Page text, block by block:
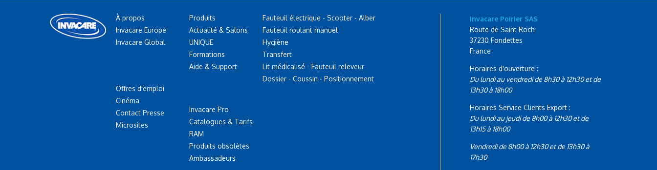
À propos
Invacare Europe
Invacare Global
Offres d'emploi
Cinéma
Contact Presse
Microsites
Produits
Actualité & Salons
UNIQUE
Formations
Aide & Support
Invacare Pro
Catalogues & Tarifs
RAM
Produits obsolètes
Ambassadeurs
Fauteuil électrique - Scooter - Alber
Fauteuil roulant manuel
Hygiène
Transfert
Lit médicalisé - Fauteuil releveur
Dossier - Coussin - Positionnement
Invacare Poirier SAS
Route de Saint Roch
37230 Fondettes
France
Horaires d'ouverture :
Du lundi au vendredi de 8h30 à 12h30 et de
13h30 à 18h00
Horaires Service Clients Export :
Du lundi au jeudi de 8h00 à 12h30 et de
13h15 à 18h00
Vendredi de 8h00 à 12h30 et de 13h30 à
17h30